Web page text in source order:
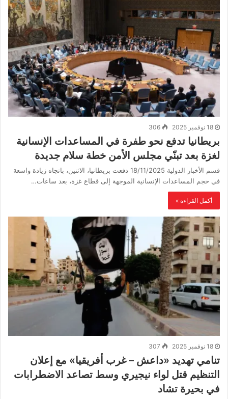
18 نوفمبر 2025 306
بريطانيا تدفع نحو طفرة في المساعدات الإنسانية
لغزة بعد تبنّي مجلس الأمن خطة سلام جديدة
قسم الأخبار الدولية 18/11/2025 دفعت بريطانيا، الاثنين، باتجاه زيادة واسعة
في حجم المساعدات الإنسانية الموجهة إلى قطاع غزة، بعد ساعات…
أكمل القراءة »
18 نوفمبر 2025 307
تنامي تهديد «داعش – غرب أفريقيا» مع إعلان
التنظيم قتل لواء نيجيري وسط تصاعد الاضطرابات
في بحيرة تشاد